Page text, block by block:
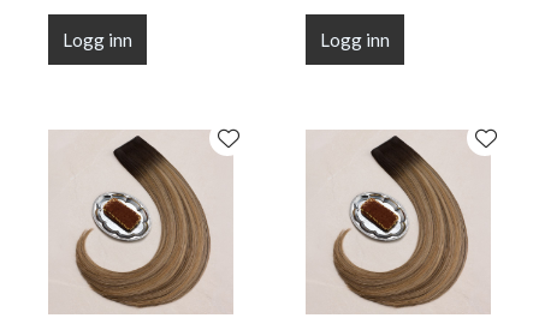
Logg inn Logg inn